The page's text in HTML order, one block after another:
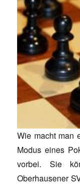
Wie macht man
Modus eines
vorbei. Sie
Oberhausener